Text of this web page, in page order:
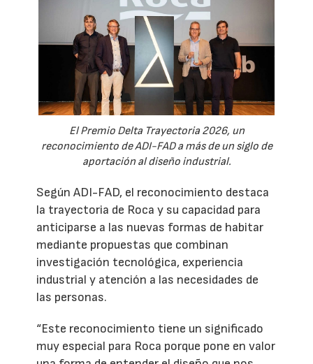
El Premio Delta Trayectoria 2026, un
reconocimiento de ADI-FAD a más de un siglo de
aportación al diseño industrial.
Según ADI-FAD, el reconocimiento destaca
la trayectoria de Roca y su capacidad para
anticiparse a las nuevas formas de habitar
mediante propuestas que combinan
investigación tecnológica, experiencia
industrial y atención a las necesidades de
las personas.
“Este reconocimiento tiene un significado
muy especial para Roca porque pone en valor